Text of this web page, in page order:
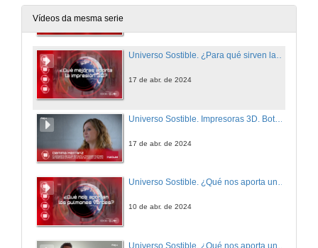
Vídeos da mesma serie
Universo Sostible. ¿Para qué sirven las impresoras 3D?
17 de abr. de 2024
17 de abr. de 2024
Universo Sostible. ¿Qué nos aporta un pulmón verde?
10 de abr. de 2024